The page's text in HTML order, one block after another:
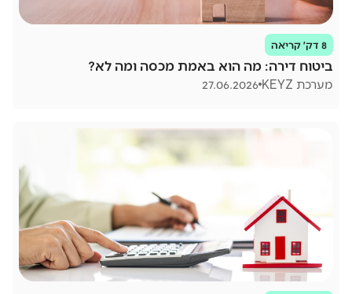
8 דק׳ קריאה
ביטוח דירה: מה הוא באמת מכסה ומה לא?
מערכת KEYZ 27.06.2026